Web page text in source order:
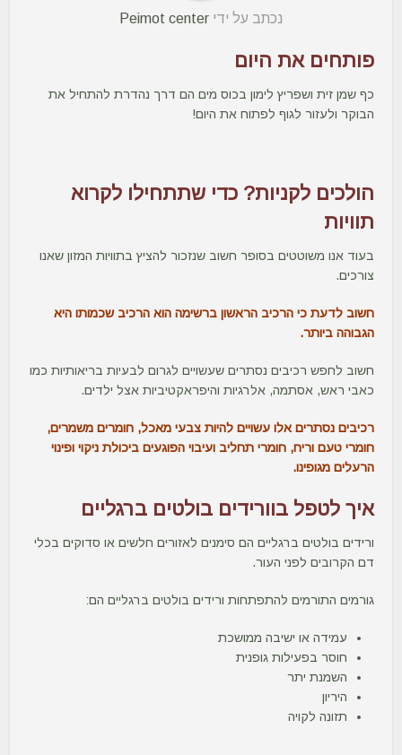
נכתב על ידי Peimot center
פותחים את היום
כף שמן זית ושפריץ לימון בכוס מים הם דרך נהדרת להתחיל את
הבוקר ולעזור לגוף לפתוח את היום!
הולכים לקניות? כדי שתתחילו לקרוא
תוויות
בעוד אנו משוטטים בסופר חשוב שנזכור להציץ בתוויות המזון שאנו
צורכים.
חשוב לדעת כי הרכיב הראשון ברשימה הוא הרכיב שכמותו היא
הגבוהה ביותר.
חשוב לחפש רכיבים נסתרים שעשויים לגרום לבעיות בריאותיות כמו
כאבי ראש, אסתמה, אלרגיות והיפראקטיביות אצל ילדים.
רכיבים נסתרים אלו עשויים להיות צבעי מאכל, חומרים משמרים,
חומרי טעם וריח, חומרי תחליב ועיבוי הפוגעים ביכולת ניקוי ופינוי
הרעלים מגופינו.
איך לטפל בוורידים בולטים ברגליים
ורידים בולטים ברגליים הם סימנים לאזורים חלשים או סדוקים בכלי
דם הקרובים לפני העור.
גורמים התורמים להתפתחות ורידים בולטים ברגליים הם:
עמידה או ישיבה ממושכת
חוסר בפעילות גופנית
השמנת יתר
היריון
תזונה לקויה